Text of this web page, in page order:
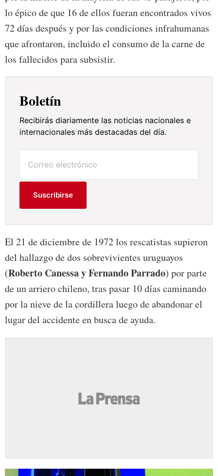
lo épico de que 16 de ellos fueran encontrados vivos
72 días después y por las condiciones infrahumanas
que afrontaron, incluido el consumo de la carne de
los fallecidos para subsistir.
Boletín
Recibirás diariamente las noticias nacionales e
internacionales más destacadas del día.
Suscribirse
El 21 de diciembre de 1972 los rescatistas supieron
del hallazgo de dos sobrevivientes uruguayos
(Roberto Canessa y Fernando Parrado) por parte
de un arriero chileno, tras pasar 10 días caminando
por la nieve de la cordillera luego de abandonar el
lugar del accidente en busca de ayuda.